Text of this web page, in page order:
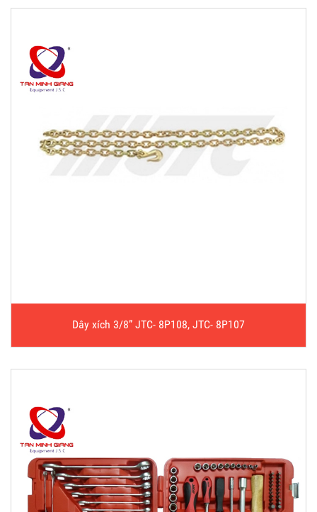
Dây xích 3/8” JTC- 8P108, JTC- 8P107